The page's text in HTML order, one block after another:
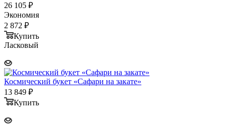
26 105 ₽
Экономия
2 872 ₽
Купить
Ласковый
Космический букет «Сафари на закате»
13 849 ₽
Купить